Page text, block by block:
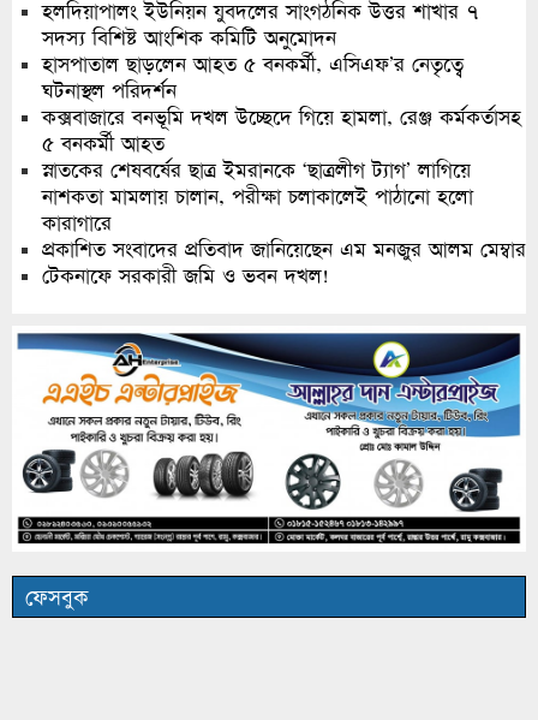
হলদিয়াপালং ইউনিয়ন যুবদলের সাংগঠনিক উত্তর শাখার ৭
সদস্য বিশিষ্ট আংশিক কমিটি অনুমোদন
হাসপাতাল ছাড়লেন আহত ৫ বনকর্মী, এসিএফ’র নেতৃত্বে
ঘটনাস্থল পরিদর্শন
কক্সবাজারে বনভূমি দখল উচ্ছেদে গিয়ে হামলা, রেঞ্জ কর্মকর্তাসহ
৫ বনকর্মী আহত
স্নাতকের শেষবর্ষের ছাত্র ইমরানকে ‘ছাত্রলীগ ট্যাগ’ লাগিয়ে
নাশকতা মামলায় চালান, পরীক্ষা চলাকালেই পাঠানো হলো
কারাগারে
প্রকাশিত সংবাদের প্রতিবাদ জানিয়েছেন এম মনজুর আলম মেম্বার
টেকনাফে সরকারী জমি ও ভবন দখল!
ফেসবুক